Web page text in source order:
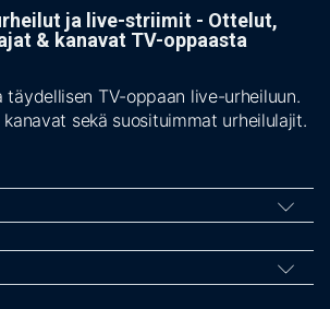
ja live-striimit - Ottelut,
& kanavat TV-oppaasta
täydellisen TV-oppaan live-urheiluun.
sekä suosituimmat urheilulajit.